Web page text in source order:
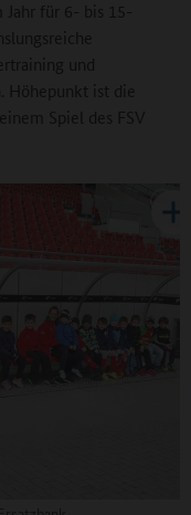
für 6- bis 15-
und
Höhepunkt ist die
Spiel des FSV